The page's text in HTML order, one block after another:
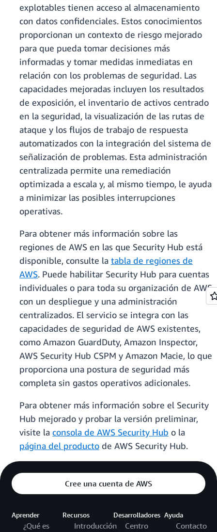
explotables tienen acceso al almacenamiento
con datos confidenciales. Estos conocimientos
proporcionan un contexto de riesgo mejorado
para que pueda tomar decisiones más
informadas y tomar medidas inmediatas en
relación con los problemas de seguridad. Las
capacidades mejoradas incluyen los resultados
de exposición, el inventario de activos centrado
en la seguridad, la visualización de las rutas de
ataque y los flujos de trabajo de respuesta
automatizados con la integración del sistema de
señalización de problemas. Esta administración
centralizada permite una remediación
optimizada a escala y, al mismo tiempo, le ayuda
a minimizar las posibles interrupciones
operativas.
Para obtener más información sobre las
regiones de AWS en las que Security Hub está
disponible, consulte la tabla de regiones de
AWS. Puede habilitar Security Hub para cuentas
individuales o para toda su organización de AWS
con un despliegue y una administración
centralizados. El servicio se integra con las
capacidades de seguridad de AWS existentes,
como Amazon GuardDuty, Amazon Inspector,
AWS Security Hub CSPM y Amazon Macie, lo que
proporciona una postura de seguridad más
completa sin gastos operativos adicionales.
Para obtener más información sobre el Security
Hub mejorado y probar la versión preliminar,
visite la consola de AWS Security Hub o la
página del producto de AWS Security Hub.
Cree una cuenta de AWS
Aprender
¿Qué es
Recursos
Introducción
Desarrolladores
Centro
Ayuda
Contacto